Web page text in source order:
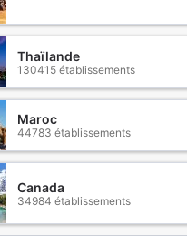
Thaïlande
130415 établissements
Maroc
44783 établissements
Canada
34984 établissements